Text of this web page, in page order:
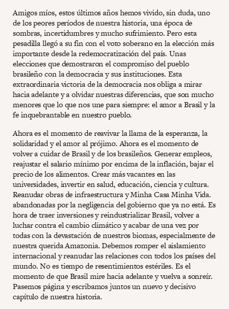
Amigos míos, estos últimos años hemos vivido, sin duda, uno
de los peores períodos de nuestra historia, una época de
sombras, incertidumbres y mucho sufrimiento. Pero esta
pesadilla llegó a su fin con el voto soberano en la elección más
importante desde la redemocratización del país. Unas
elecciones que demostraron el compromiso del pueblo
brasileño con la democracia y sus instituciones. Esta
extraordinaria victoria de la democracia nos obliga a mirar
hacia adelante y a olvidar nuestras diferencias, que son mucho
menores que lo que nos une para siempre: el amor a Brasil y la
fe inquebrantable en nuestro pueblo.
Ahora es el momento de reavivar la llama de la esperanza, la
solidaridad y el amor al prójimo. Ahora es el momento de
volver a cuidar de Brasil y de los brasileños. Generar empleos,
reajustar el salario mínimo por encima de la inflación, bajar el
precio de los alimentos. Crear más vacantes en las
universidades, invertir en salud, educación, ciencia y cultura.
Reanudar obras de infraestructura y Minha Casa Minha Vida.
abandonadas por la negligencia del gobierno que ya no está. Es
hora de traer inversiones y reindustrializar Brasil, volver a
luchar contra el cambio climático y acabar de una vez por
todas con la devastación de nuestros biomas, especialmente de
nuestra querida Amazonia. Debemos romper el aislamiento
internacional y reanudar las relaciones con todos los países del
mundo. No es tiempo de resentimientos estériles. Es el
momento de que Brasil mire hacia adelante y vuelva a sonreír.
Pasemos página y escribamos juntos un nuevo y decisivo
capítulo de nuestra historia.